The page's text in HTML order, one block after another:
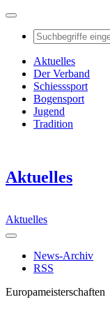
Aktuelles
Der Verband
Schiesssport
Bogensport
Jugend
Tradition
Aktuelles
Aktuelles
News-Archiv
RSS
Europameisterschaften